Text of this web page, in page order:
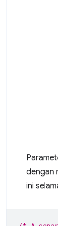
dengan
ini